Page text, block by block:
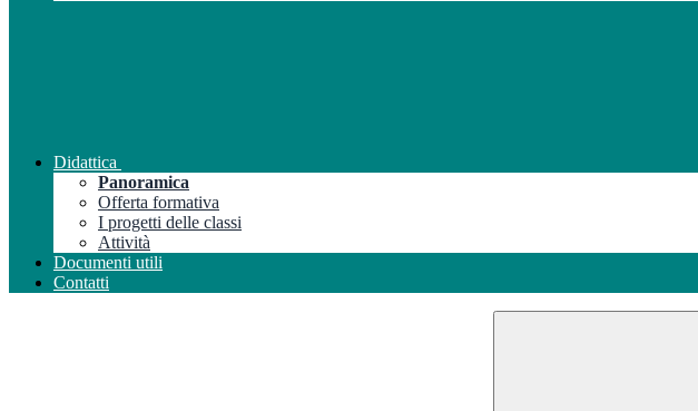
Didattica
Panoramica
Offerta formativa
I progetti delle classi
Attività
Documenti utili
Contatti